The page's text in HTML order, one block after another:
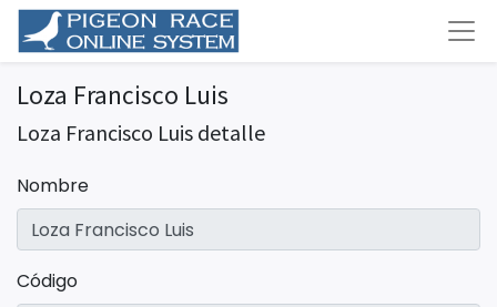
Loza Francisco Luis
Loza Francisco Luis detalle
Nombre
Código